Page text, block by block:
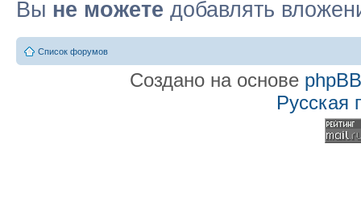
Вы не можете добавлять
Список форумов
Создано на основе phpBB
Русская